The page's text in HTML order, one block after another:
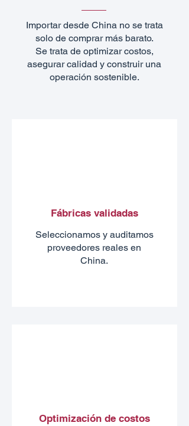
Importar desde China no se trata
solo de comprar más barato.
Se trata de optimizar costos,
asegurar calidad y construir una
operación sostenible.
Fábricas validadas
Seleccionamos y auditamos
proveedores reales en
China.
Optimización de costos